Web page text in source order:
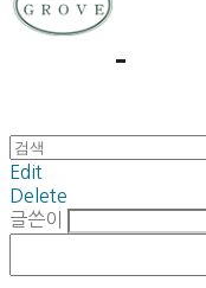
Edit
Delete
글쓴이